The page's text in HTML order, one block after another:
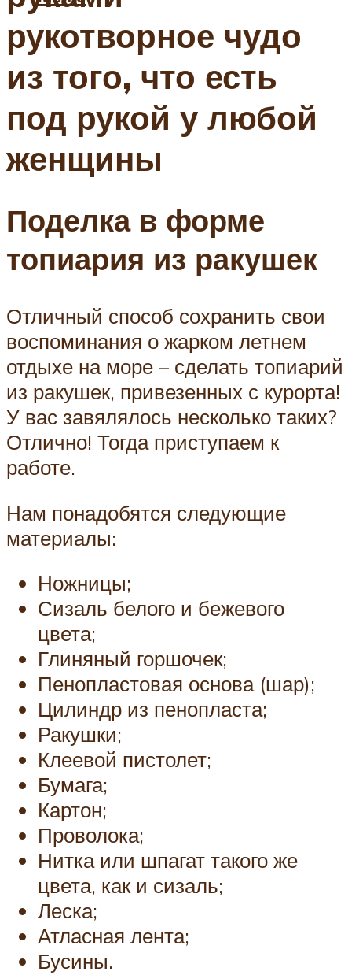
рукотворное чудо
из того, что есть
под рукой у любой
женщины
Поделка в форме
топиария из ракушек
Отличный способ сохранить свои
воспоминания о жарком летнем
отдыхе на море – сделать топиарий
из ракушек, привезенных с курорта!
У вас завялялось несколько таких?
Отлично! Тогда приступаем к
работе.
Нам понадобятся следующие
материалы:
Ножницы;
Сизаль белого и бежевого
цвета;
Глиняный горшочек;
Пенопластовая основа (шар);
Цилиндр из пенопласта;
Ракушки;
Клеевой пистолет;
Бумага;
Картон;
Проволока;
Нитка или шпагат такого же
цвета, как и сизаль;
Леска;
Атласная лента;
Бусины.